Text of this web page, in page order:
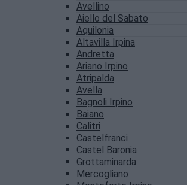
Avellino
Aiello del Sabato
Aquilonia
Altavilla Irpina
Andretta
Ariano Irpino
Atripalda
Avella
Bagnoli Irpino
Baiano
Calitri
Castelfranci
Castel Baronia
Grottaminarda
Mercogliano